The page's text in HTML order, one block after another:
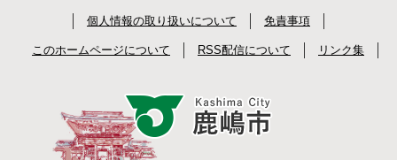
個人情報の取り扱いについて 免責事項
このホームページについて RSS配信について リンク集